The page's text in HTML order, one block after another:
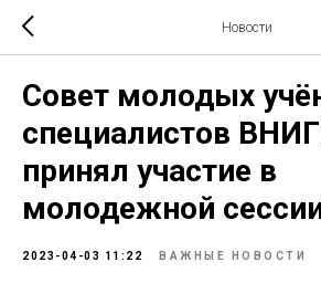
Новости
Совет молодых
специалистов
принял участие в
молодежной
2023-04-03 11:22 ВАЖНЫЕ НОВОСТИ